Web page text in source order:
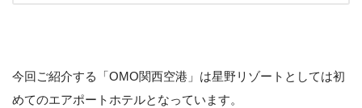
今回ご紹介する「OMO関西空港」は星野リゾートとしては初
めてのエアポートホテルとなっています。